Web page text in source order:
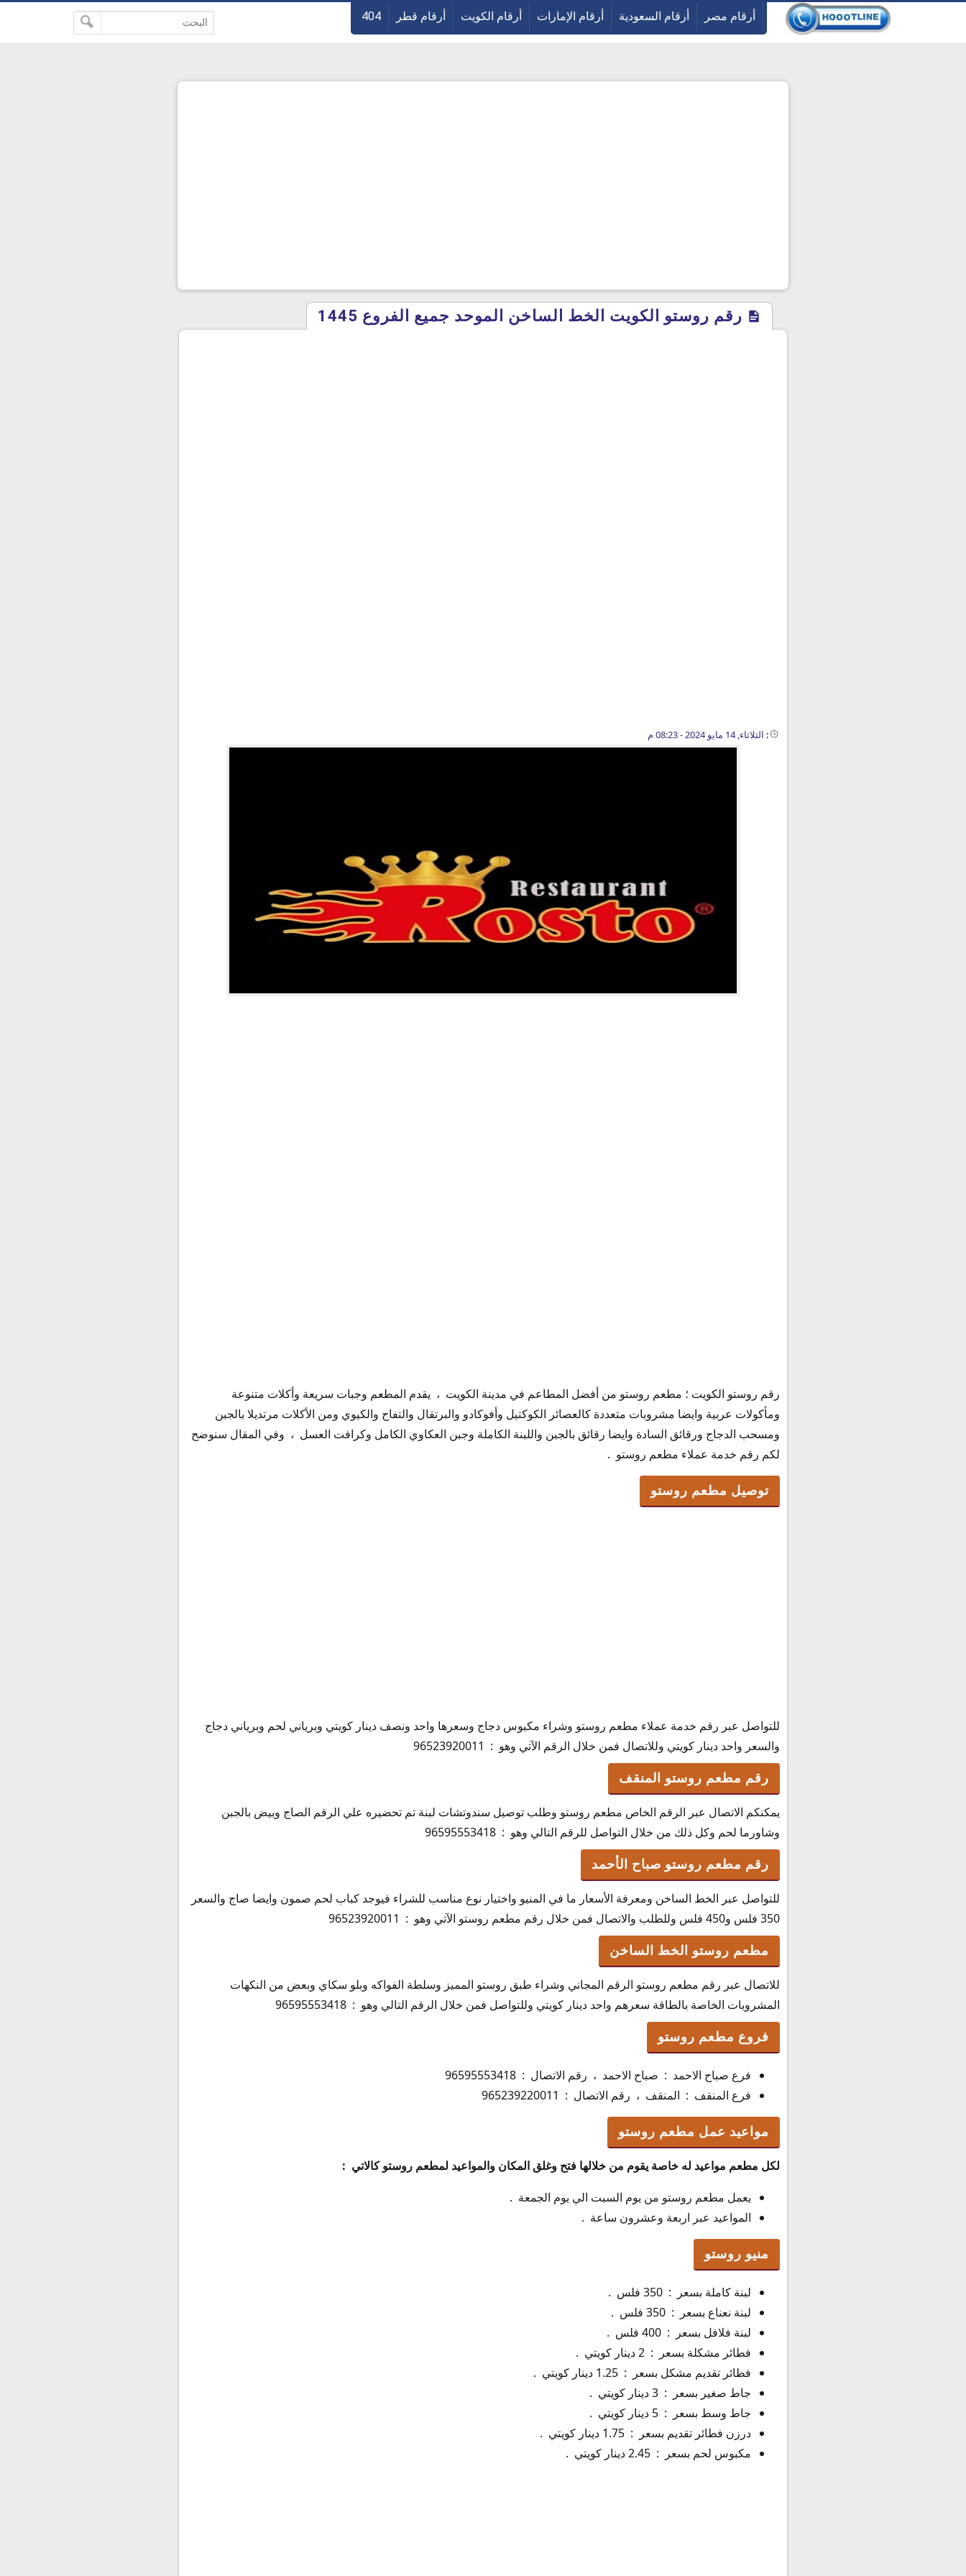
أرقام مصر أرقام السعودية أرقام الإمارات أرقام الكويت أرقام قطر 404
رقم روستو الكويت الخط الساخن الموحد جميع الفروع 1445
: الثلاثاء, 14 مايو 2024 - 08:23 م
توصيل مطعم روستو
رقم مطعم روستو المنقف
رقم مطعم روستو صباح الأحمد
مطعم روستو الخط الساخن
فروع مطعم روستو
مواعيد عمل مطعم روستو
رقم روستو الكويت ؛ مطعم روستو من أفضل المطاعم في مدينة الكويت ، يقدم المطعم وجبات سريعة وأكلات متنوعة
ومأكولات عربية وايضا مشروبات متعددة كالعصائر الكوكتيل وأفوكادو والبرتقال والتفاح والكيوي ومن الأكلات مرتديلا بالجبن
ومسحب الدجاج ورقائق السادة وايضا رقائق بالجبن واللبنة الكاملة وجبن العكاوي الكامل وكرافت العسل ، وفي المقال سنوضح
لكم رقم خدمة عملاء مطعم روستو .
توصيل مطعم روستو
للتواصل عبر رقم خدمة عملاء مطعم روستو وشراء مكبوس دجاج وسعرها واحد ونصف دينار كويتي وبرياني لحم وبرياني دجاج
والسعر واحد دينار كويتي وللاتصال فمن خلال الرقم الآتي وهو : 96523920011
رقم مطعم روستو المنقف
يمكنكم الاتصال عبر الرقم الخاص مطعم روستو وطلب توصيل سندوتشات لبنة تم تحضيره علي الرقم الصاج وبيض بالجبن
وشاورما لحم وكل ذلك من خلال التواصل للرقم التالي وهو : 96595553418
رقم مطعم روستو صباح الأحمد
للتواصل عبر الخط الساخن ومعرفة الأسعار ما في المنيو واختيار نوع مناسب للشراء فيوجد كباب لحم صمون وايضا صاج والسعر
350 فلس و450 فلس وللطلب والاتصال فمن خلال رقم مطعم روستو الآتي وهو : 96523920011
مطعم روستو الخط الساخن
للاتصال عبر رقم مطعم روستو الرقم المجاني وشراء طبق روستو المميز وسلطة الفواكه وبلو سكاي وبعض من النكهات
المشروبات الخاصة بالطاقة سعرهم واحد دينار كويتي وللتواصل فمن خلال الرقم التالي وهو : 96595553418
فروع مطعم روستو
فرع صباح الاحمد : صباح الاحمد ، رقم الاتصال : 96595553418
فرع المنقف : المنقف ، رقم الاتصال : 965239220011
مواعيد عمل مطعم روستو
لكل مطعم مواعيد له خاصة يقوم من خلالها فتح وغلق المكان والمواعيد لمطعم روستو كالاتي :
يعمل مطعم روستو من يوم السبت الي يوم الجمعة .
المواعيد عبر اربعة وعشرون ساعة .
منيو روستو
لبنة كاملة بسعر : 350 فلس .
لبنة نعناع بسعر : 350 فلس .
لبنة فلافل بسعر : 400 فلس .
فطائر مشكلة بسعر : 2 دينار كويتي .
فطائر تقديم مشكل بسعر : 1.25 دينار كويتي .
جاط صغير بسعر : 3 دينار كويتي .
جاط وسط بسعر : 5 دينار كويتي .
درزن فطائر تقديم بسعر : 1.75 دينار كويتي .
مكبوس لحم بسعر : 2.45 دينار كويتي .